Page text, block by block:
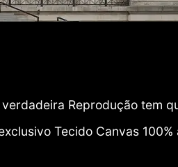
Reprodução tem
Tecido Canvas 100%